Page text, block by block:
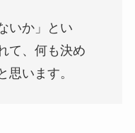
いか」とい
て、何も決め
思います。